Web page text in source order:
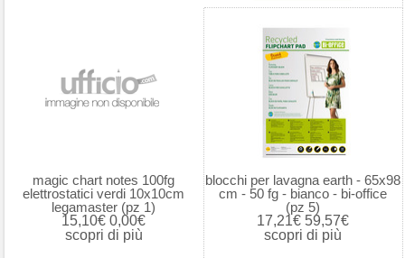
magic chart notes 100fg
elettrostatici verdi 10x10cm
legamaster (pz 1)
15,10€ 0,00€
scopri di più
blocchi per lavagna earth - 65x98
cm - 50 fg - bianco - bi-office
(pz 5)
17,21€ 59,57€
scopri di più